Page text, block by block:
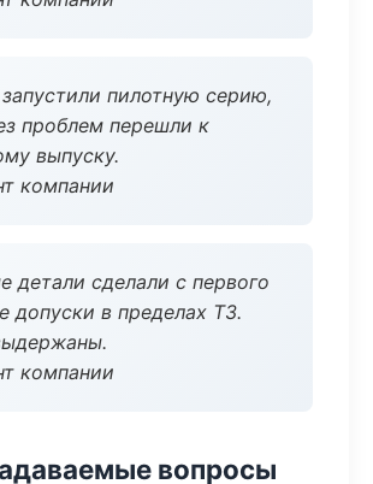
пилотную серию,
проблем перешли к
выпуску.
компании
детали сделали с первого
допуски в пределах ТЗ.
компании
вопросы